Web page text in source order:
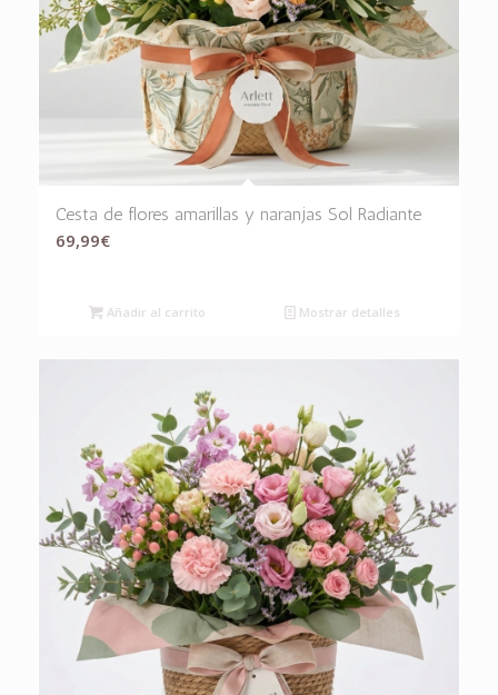
Cesta de flores amarillas y naranjas Sol Radiante
69,99€
Añadir al carrito Mostrar detalles